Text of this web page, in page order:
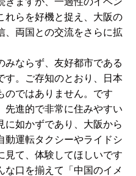
れらを好機と捉え、大阪の
、両国との交流をさらに拡
ならず、友好都市である
す。ご存知のとおり、日本
のではありません。です
先進的で非常に住みやすい
に如かずであり、大阪から
動運転タクシーやライドシ
見て、体験してほしいです
な口を揃えて「中国のイメ